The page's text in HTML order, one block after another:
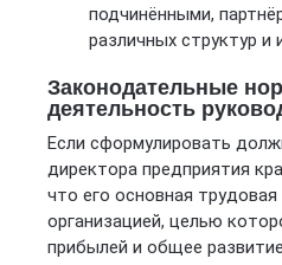
подчинёнными,
различных структур и
Законодательные
деятельность
Если сформулировать
директора предприятия
что его основная
организацией, целью
прибылей и общее